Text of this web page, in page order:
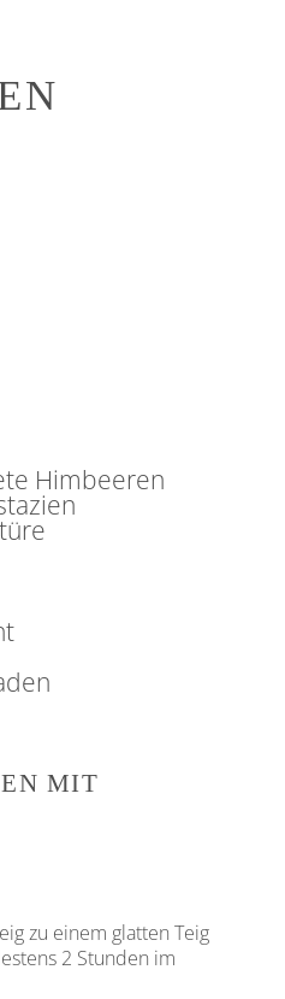
Himbeeren
MIT
zu einem glatten Teig
2 Stunden im